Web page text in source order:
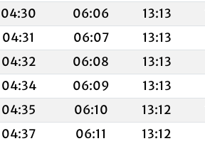
04:30 06:06 13:13
04:31 06:07 13:13
04:32 06:08 13:13
04:34 06:09 13:13
04:35 06:10 13:12
04:37 06:11 13:12